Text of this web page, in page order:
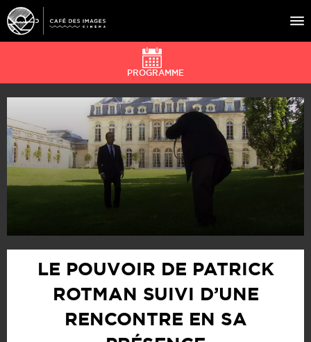
À L’AFFICHE
ÉVÉNEMENTS
CAFÉ DU CINÉ
PRATIQUE
ÉDUCATION AUX IMAGES
PROGRAMME
LE POUVOIR DE PATRICK
ROTMAN SUIVI D’UNE
RENCONTRE EN SA